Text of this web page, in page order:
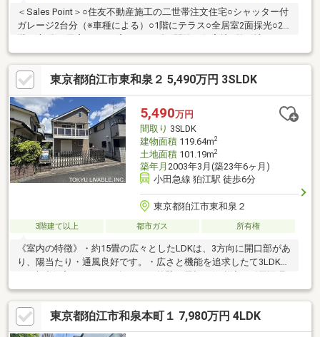
＜Sales Point＞○住友不動産施工の二世帯注文住宅○シャッター付
ガレージ2台分（※車種による）○1階にテラス○全居室2面採光○2
Information＞○スーパー三和狛江店…約280ｍ（徒歩4分）○ｏｄａ
ｋｙｕＯＸ狛江店…約350ｍ（徒歩5分）○ファミリーマート狛江駅
南店…約220ｍ（徒歩3分）○セブンイレブン狛江駅南店…約220ｍ
（徒歩3分）○サンドラッグ狛江店…約260ｍ（徒歩4分）
東京都狛江市東和泉２ 5,490万円 3SLDK
5,490万円
間取り 3SLDK
建物面積119.64m2
土地面積101.19m2
築年月 2003年3月(築23年6ヶ月)
小田急線 狛江駅 徒歩6分
東京都狛江市東和泉２
3階建て以上 都市ガス 所有権
《室内の特徴》・約15畳の広々としたLDKは、3方向に開口部があ
り、陽当たり・通風良好です。・広さと機能を追求したて3LDK＋
境・立地条件》・第一種低層住居専用地域の閑静な住宅街に立
地。周辺は低層住宅の街並みが広がっております。・目の前に狛
江市立清水川公園がございます。建築基準法の道路に接道してい
ませんが、一括許可同意基準に適合するため建築基準法第43条第
東京都狛江市和泉本町１ 7,980万円 4LDK